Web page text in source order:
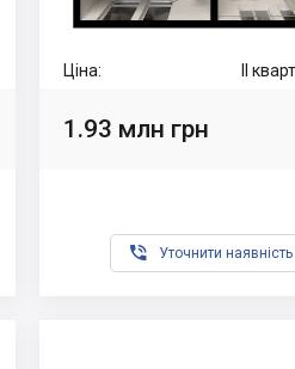
Ціна: II
1.93 млн грн
 Уточнити наявність